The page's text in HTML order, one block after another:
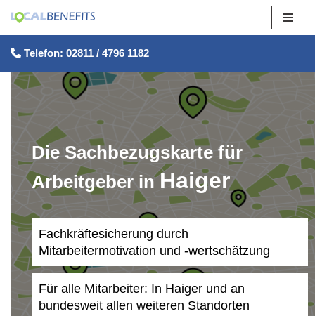
Zum
Inhalt
springen
Telefon: 02811 / 4796 1182
Die Sachbezugskarte für
Arbeitgeber inHaiger
Fachkräftesicherung durch
Mitarbeitermotivation und -wertschätzung
Für alle Mitarbeiter: In Haiger und an
bundesweit allen weiteren Standorten